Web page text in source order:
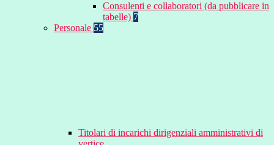
Consulenti e collaboratori (da pubblicare in
tabelle) 7
Personale 55
Titolari di incarichi dirigenziali amministrativi di